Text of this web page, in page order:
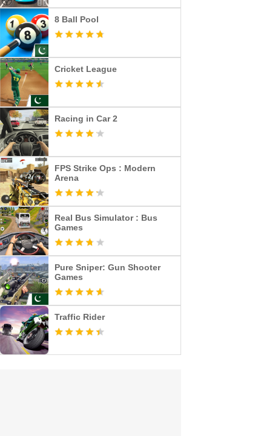
8 Ball Pool
Cricket League
Racing in Car 2
FPS Strike Ops : Modern
Arena
Real Bus Simulator : Bus
Games
Pure Sniper: Gun Shooter
Games
Traffic Rider